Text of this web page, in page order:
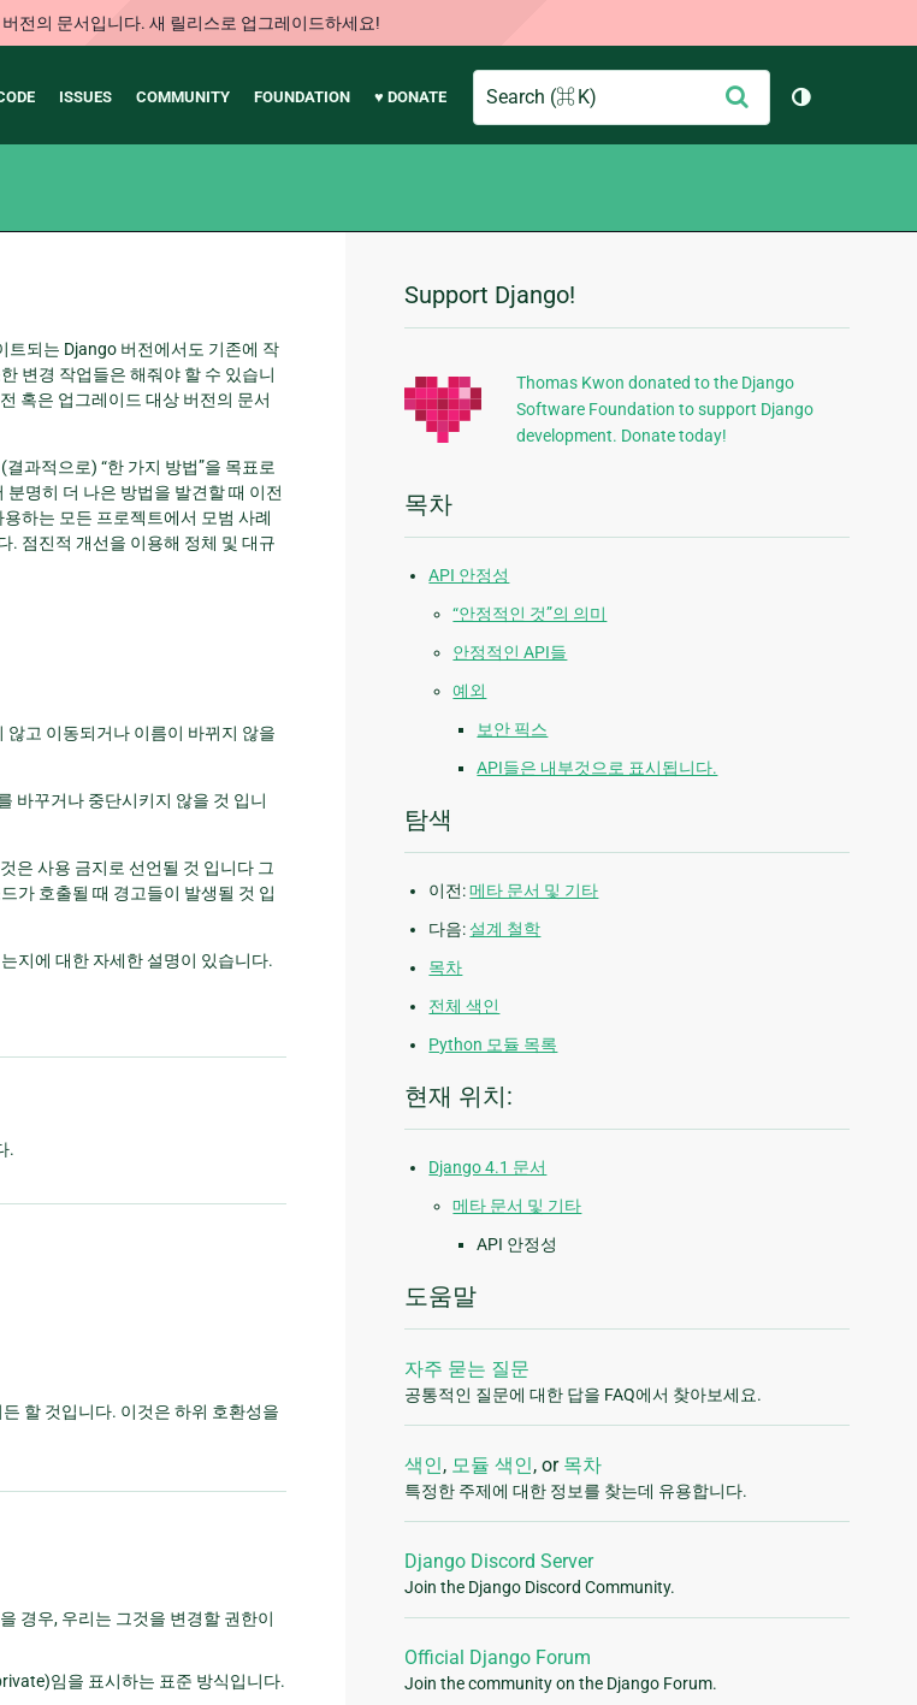
전의 문서입니다. 새 릴리스로 업그레이드하세요!
ISSUES COMMUNITY FOUNDATION ♥ DONATE
Search
출
테마 토글 (
트되는 Django 버전에서도 기존에 작
변경 작업들은 해줘야 할 수 있습니
혹은 업그레이드 대상 버전의 문서
과적으로) “한 가지 방법”을 목표로
명히 더 나은 방법을 발견할 때 이전
하는 모든 프로젝트에서 모범 사례
. 점진적 개선을 이용해 정체 및 대규
고 이동되거나 이름이 바뀌지 않을
바꾸거나 중단시키지 않을 것 입니
은 사용 금지로 선언될 것 입니다 그
가 호출될 때 경고들이 발생될 것 입
지에 대한 자세한 설명이 있습니다.
.
할 것입니다. 이것은 하위 호환성을
경우, 우리는 그것을 변경할 권한이
임을 표시하는 표준 방식입니다.
추
가
정
보
Support Django!
Thomas Kwon donated to the Django
Software Foundation to support Django
development. Donate today!
목차
API 안정성
“안정적인 것”의 의미
안정적인 API들
예외
보안 픽스
API들은 내부것으로 표시됩니다.
탐색
이전:메타 문서 및 기타
다음: 설계 철학
목차
전체 색인
Python 모듈 목록
현재 위치:
Django 4.1 문서
메타 문서 및 기타
API 안정성
도움말
자주 묻는 질문
공통적인 질문에 대한 답을 FAQ에서 찾아보세요.
색인, 모듈 색인, or 목차
특정한 주제에 대한 정보를 찾는데 유용합니다.
Django Discord Server
Join the Django Discord Community.
Official Django Forum
Join the community on the Django Forum.